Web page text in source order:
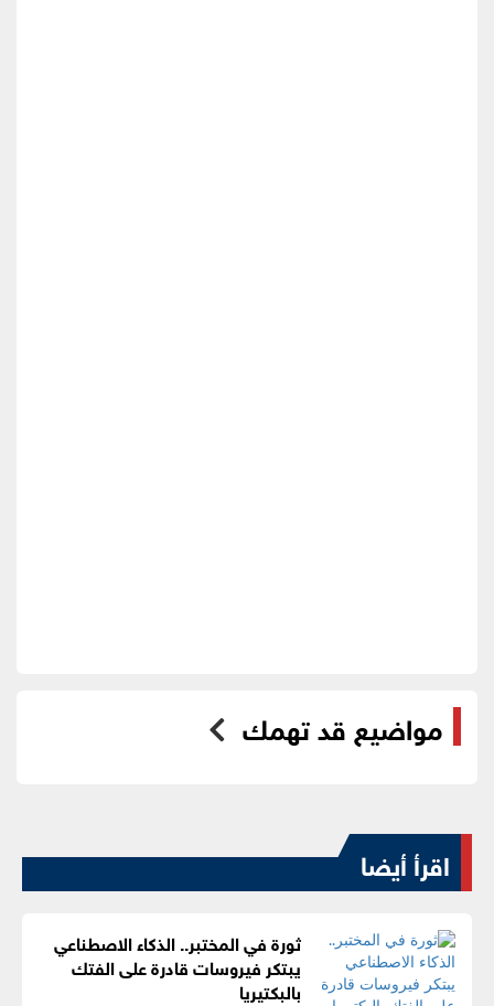
مواضيع قد تهمك
اقرأ أيضا
ثورة في المختبر.. الذكاء الاصطناعي
يبتكر فيروسات قادرة على الفتك
بالبكتيريا